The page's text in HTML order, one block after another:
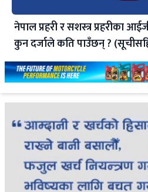
नेपाल प्रहरी र सशस्त्र प्रहरीका
कुन दर्जाले कति पाउँछन् ?